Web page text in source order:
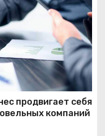
продвигает себя
компаний